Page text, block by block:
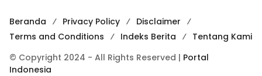
Beranda Privacy Policy
Disclaimer
Terms and Conditions
Indeks Berita
Tentang Kami
© Copyright 2024 - All Rights Reserved | Portal
Indonesia